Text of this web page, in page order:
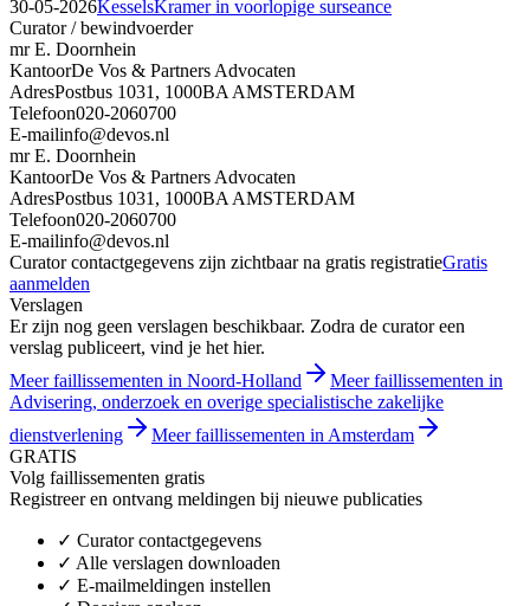
30-05-2026KesselsKramer in voorlopige surseance
Curator / bewindvoerder
mr E. Doornhein
KantoorDe Vos & Partners Advocaten
AdresPostbus 1031, 1000BA AMSTERDAM
Telefoon020-2060700
E-mailinfo@devos.nl
mr E. Doornhein
KantoorDe Vos & Partners Advocaten
AdresPostbus 1031, 1000BA AMSTERDAM
Telefoon020-2060700
E-mailinfo@devos.nl
Curator contactgegevens zijn zichtbaar na gratis registratieGratis
aanmelden
Verslagen
Er zijn nog geen verslagen beschikbaar. Zodra de curator een
verslag publiceert, vind je het hier.
Meer faillissementen in Noord-Holland
Meer faillissementen in
Advisering, onderzoek en overige specialistische zakelijke
dienstverlening
Meer faillissementen in Amsterdam
GRATIS
Volg faillissementen gratis
Registreer en ontvang meldingen bij nieuwe publicaties
✓ Curator contactgegevens
✓ Alle verslagen downloaden
✓ E-mailmeldingen instellen